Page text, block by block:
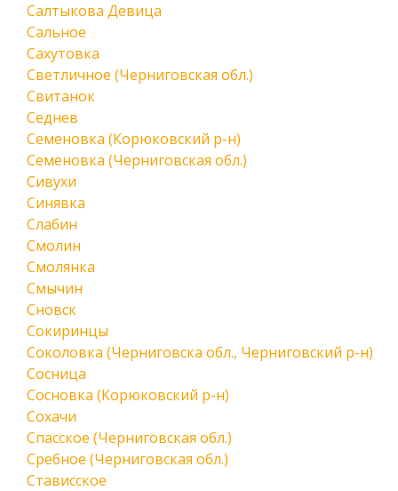
Салтыкова Девица
Сальное
Сахутовка
Светличное (Черниговская обл.)
Свитанок
Седнев
Семеновка (Корюковский р-н)
Семеновка (Черниговская обл.)
Сивухи
Синявка
Слабин
Смолин
Смолянка
Смычин
Сновск
Сокиринцы
Соколовка (Черниговска обл., Черниговский р-н)
Сосница
Сосновка (Корюковский р-н)
Сохачи
Спасское (Черниговская обл.)
Сребное (Черниговская обл.)
Стависское